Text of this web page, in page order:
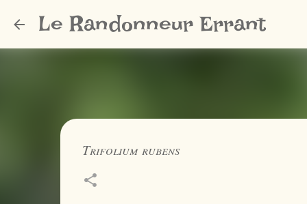
Le Randonneur Errant
Trifolium rubens